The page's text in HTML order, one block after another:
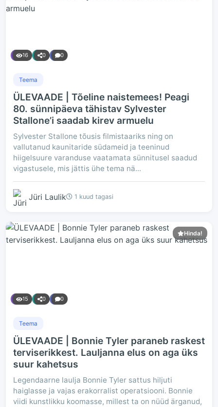
16 0 0
Teema
ÜLEVAADE | Tõeline naistemees! Peagi
80. sünnipäeva tähistav Sylvester
Stallone’i saadab kirev armuelu
Sylvester Stallone tõusis filmistaariks ning on
vallutanud kaunitaride südameid ja teeninud
hiigelsuure varanduse vaatamata sünnitusel saadud
vigastusele, mis jättis ühe tema nä...
Jüri Laulik 1 kuud tagasi
Hinda!
15 0 0
Teema
ÜLEVAADE | Bonnie Tyler paraneb raskest
terviserikkest. Lauljanna elus on aga üks
suur kahetsus
Legendaarne laulja Bonnie Tyler sattus hiljuti
haiglasse ja vajas erakorralist operatsiooni. Bonnie
viidi kunstlikku koomasse, millest ta on nüüd ärganud,